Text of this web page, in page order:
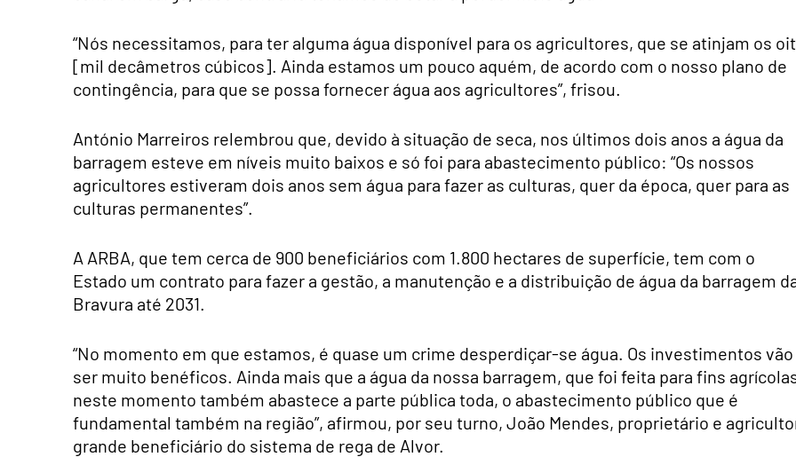
“Nós necessitamos, para ter alguma água disponível para os agricultores, que se atinjam os
[mil decâmetros cúbicos]. Ainda estamos um pouco aquém, de acordo com o nosso plano de
contingência, para que se possa fornecer água aos agricultores”, frisou.
António Marreiros relembrou que, devido à situação de seca, nos últimos dois anos a água da
barragem esteve em níveis muito baixos e só foi para abastecimento público: “Os nossos
agricultores estiveram dois anos sem água para fazer as culturas, quer da época, quer para as
culturas permanentes”.
A ARBA, que tem cerca de 900 beneficiários com 1.800 hectares de superfície, tem com o
Estado um contrato para fazer a gestão, a manutenção e a distribuição de água da barragem
Bravura até 2031.
“No momento em que estamos, é quase um crime desperdiçar-se água. Os investimentos vão
ser muito benéficos. Ainda mais que a água da nossa barragem, que foi feita para fins
neste momento também abastece a parte pública toda, o abastecimento público que é
fundamental também na região”, afirmou, por seu turno, João Mendes, proprietário e
grande beneficiário do sistema de rega de Alvor.